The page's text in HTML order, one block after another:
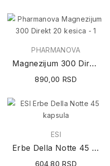
PHARMANOVA
Magnezijum 300 Direkt 20 kesica
890,00 RSD
ESI
Erbe Della Notte 45 kapsula
604,80 RSD